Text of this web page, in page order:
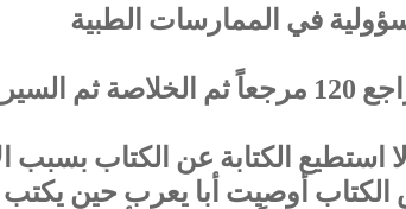
في الممارسات الطبية
الذاتية.
استطيع الكتابة عن الكتاب
الكتاب أوصيت أبا يعرب حين